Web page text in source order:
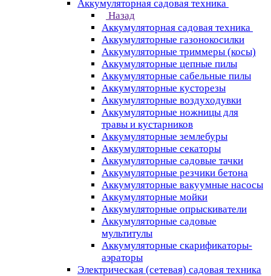
Аккумуляторная садовая техника
Назад
Аккумуляторная садовая техника
Аккумуляторные газонокосилки
Аккумуляторные триммеры (косы)
Аккумуляторные цепные пилы
Аккумуляторные сабельные пилы
Аккумуляторные кусторезы
Аккумуляторные воздуходувки
Аккумуляторные ножницы для
травы и кустарников
Аккумуляторные землебуры
Аккумуляторные секаторы
Аккумуляторные садовые тачки
Аккумуляторные резчики бетона
Аккумуляторные вакуумные насосы
Аккумуляторные мойки
Аккумуляторные опрыскиватели
Аккумуляторные садовые
мультитулы
Аккумуляторные скарификаторы-
аэраторы
Электрическая (сетевая) садовая техника